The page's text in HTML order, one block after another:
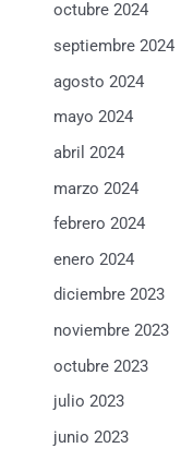
octubre 2024
septiembre 2024
agosto 2024
mayo 2024
abril 2024
marzo 2024
febrero 2024
enero 2024
diciembre 2023
noviembre 2023
octubre 2023
julio 2023
junio 2023